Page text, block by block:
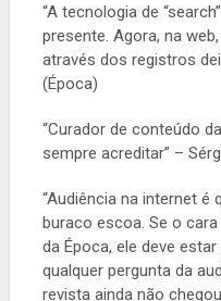
“A tecnologia de
presente. Agora, na
através dos registros
(Época)
“Curador de conteúdo
sempre acreditar” –
“Audiência na internet é
buraco escoa. Se o
da Época, ele deve
qualquer pergunta da
revista ainda não